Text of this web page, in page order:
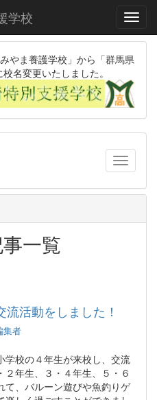
学校
やま養護学校」から「群馬県
名変更いたしました。
一覧
活動をしました！
集者
校の４年生が来校し、交流
年生、３・４年生、５・６
て、バルーン遊びや魚釣りゲ